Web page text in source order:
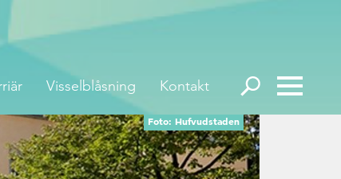
Visselblåsning Kontakt
Foto: Hufvudstaden